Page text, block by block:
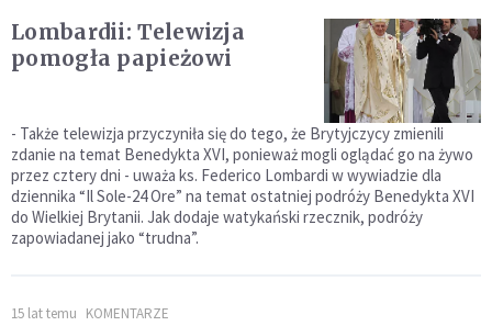
Lombardii: Telewizja
pomogła papieżowi
- Także telewizja przyczyniła się do tego, że Brytyjczycy zmienili
zdanie na temat Benedykta XVI, ponieważ mogli oglądać go na żywo
przez cztery dni - uważa ks. Federico Lombardi w wywiadzie dla
dziennika “Il Sole-24 Ore” na temat ostatniej podróży Benedykta XVI
do Wielkiej Brytanii. Jak dodaje watykański rzecznik, podróży
zapowiadanej jako “trudna”.
15 lat temu KOMENTARZE